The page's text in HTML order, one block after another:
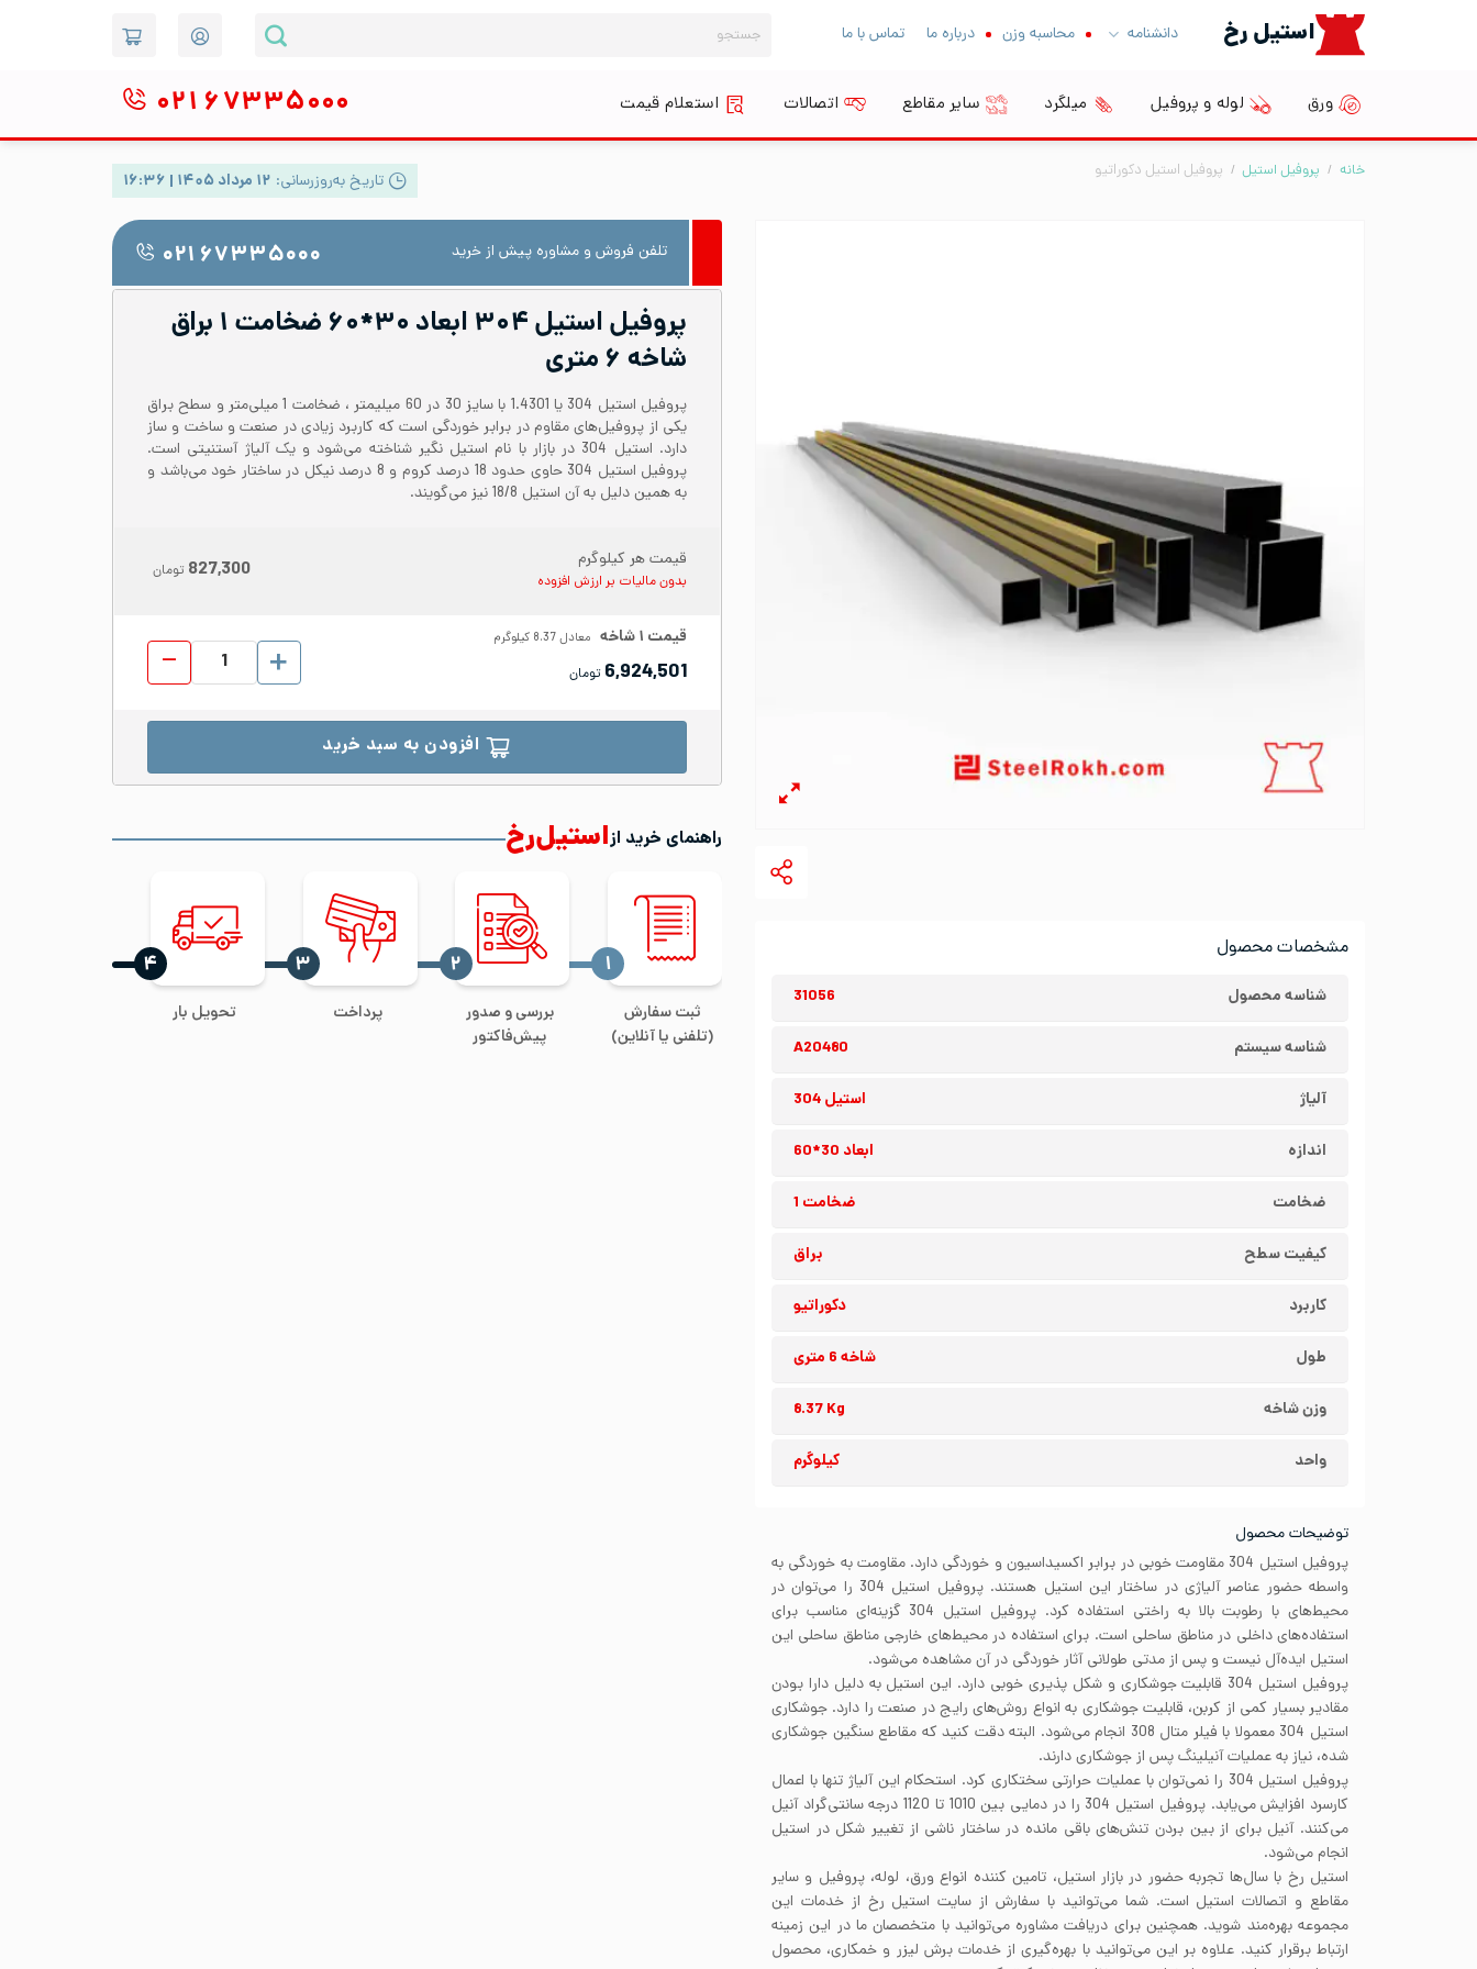
استیل رخ دانشنامه محاسبه وزن درباره ما تماس با ما
برای:
ورق لوله و پروفیل میلگرد سایر مقاطع اتصالات استعلام قیمت ۰۲۱ ۶۷۳۳۵۰۰۰
خانه / پروفیل استیل / پروفیل استیل دکوراتیو تاریخ به‌روزرسانی: ۱۲ مرداد ۱۴۰۵ | ۱۶:۳۶
مشخصات محصول
شناسه محصول 31056
شناسه سیستم A20480
آلیاژ استیل 304
اندازه ابعاد 30*60
ضخامت ضخامت 1
کیفیت سطح براق
کاربرد دکوراتیو
طول شاخه 6 متری
وزن شاخه 8.37 Kg
واحد کیلوگرم
توضیحات محصول
پروفیل استیل 304 مقاومت خوبی در برابر اکسیداسیون و خوردگی دارد. مقاومت به خوردگی به
واسطه حضور عناصر آلیاژی در ساختار این استیل هستند. پروفیل استیل 304 را می‌توان در
محیط‌های با رطوبت بالا به راختی استفاده کرد. پروفیل استیل 304 گزینه‌ای مناسب برای
استفاده‌های داخلی در مناطق ساحلی است. برای استفاده در محیط‌های خارجی مناطق ساحلی این
استیل ایده‌آل نیست و پس از مدتی طولانی آثار خوردگی در آن مشاهده می‌شود.
پروفیل استیل 304 قابلیت جوشکاری و شکل پذیری خوبی دارد. این استیل به دلیل دارا بودن
مقادیر بسیار کمی از کربن، قابلیت جوشکاری به انواع روش‌های رایج در صنعت را دارد. جوشکاری
استیل 304 معمولا با فیلر متال 308 انجام می‌شود. البته دقت کنید که مقاطع سنگین جوشکاری
شده، نیاز به عملیات آنیلینگ پس از جوشکاری دارند.
پروفیل استیل 304 را نمی‌توان با عملیات حرارتی سختکاری کرد. استحکام این آلیاژ تنها با اعمال
کارسرد افزایش می‌یابد. پروفیل استیل 304 را در دمایی بین 1010 تا 1120 درجه سانتی‌گراد آنیل
می‌کنند. آنیل برای از بین بردن تنش‌های باقی مانده در ساختار ناشی از تغییر شکل در استیل
انجام می‌شود.
استیل رخ با سال‌ها تجربه حضور در بازار استیل، تامین کننده انواع ورق، لوله، پروفیل و سایر
مقاطع و اتصالات استیل است. شما می‌توانید با سفارش از سایت استیل رخ از خدمات این
مجموعه بهره‌مند شوید. همچنین برای دریافت مشاوره می‌توانید با متخصصان ما در این زمینه
ارتباط برقرار کنید. علاوه بر این می‌توانید با بهره‌گیری از خدمات برش لیزر و خمکاری، محصول
تلفن فروش و مشاوره پیش از خرید ۰۲۱ ۶۷۳۳۵۰۰۰
پروفیل استیل ۳۰۴ ابعاد ۳۰*۶۰ ضخامت ۱ براق
شاخه ۶ متری
پروفیل استیل 304 یا 1.4301 با سایز 30 در 60 میلیمتر ، ضخامت 1 میلی‌متر و سطح براق
یکی از پروفیل‌های مقاوم در برابر خوردگی است که کاربرد زیادی در صنعت و ساخت و ساز
دارد. استیل 304 در بازار با نام استیل نگیر شناخته می‌شود و یک آلیاژ آستنیتی است.
پروفیل استیل 304 حاوی حدود 18 درصد کروم و 8 درصد نیکل در ساختار خود می‌باشد و
به همین دلیل به آن استیل 18/8 نیز می‌گویند.
قیمت هر کیلوگرم
بدون مالیات بر ارزش افزوده 827,300 تومان
قیمت ۱شاخه معادل8.37 کیلوگرم
6,924,501 تومان
پروفیل استیل 304 ابعاد 30*60 ضخامت 1 براق شاخه 6 متری عدد
افزودن به سبد خرید
راهنمای خرید ازاستیل‌رخ
ثبت سفارش
(تلفنی یا آنلاین)
‍۱
بررسی و صدور
پیش‌فاکتور
‍۲
پرداخت
‍۳
تحویل بار
‍۴